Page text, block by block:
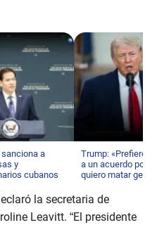
sanciona a
y
cubanos
Trump: «Prefiero
a un acuerdo
quiero matar
la secretaria de
Leavitt. “El presidente